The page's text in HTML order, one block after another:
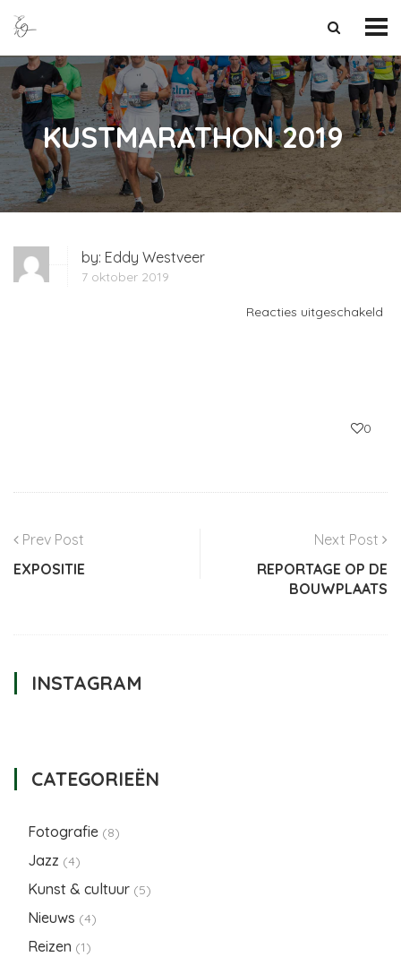
KUSTMARATHON 2019
by: Eddy Westveer
7 oktober 2019
Reacties uitgeschakeld
0
Prev Post
EXPOSITIE
Next Post
REPORTAGE OP DE
BOUWPLAATS
INSTAGRAM
CATEGORIEËN
Fotografie (8)
Jazz (4)
Kunst & cultuur (5)
Nieuws (4)
Reizen (1)